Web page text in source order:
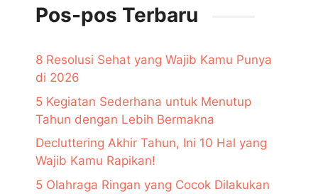
Pos-pos Terbaru
8 Resolusi Sehat yang Wajib Kamu Punya
di 2026
5 Kegiatan Sederhana untuk Menutup
Tahun dengan Lebih Bermakna
Decluttering Akhir Tahun, Ini 10 Hal yang
Wajib Kamu Rapikan!
5 Olahraga Ringan yang Cocok Dilakukan